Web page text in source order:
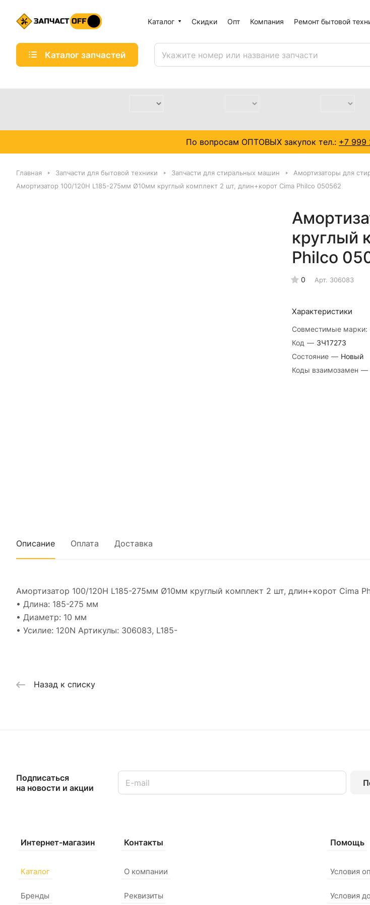
Каталог Скидки Опт Компания Ремонт бытовой
Каталог запчастей
По вопросам ОПТОВЫХ закупок тел.: +7 999
Главная Запчасти для бытовой техники Запчасти для стиральных машин
Амортизаторы для
Амортизатор 100/120Н L185-275мм Ø10мм круглый комплект 2 шт, длин+корот Cima Philco 050562
круглый
Philco
0 Арт. 306083
Характеристики
Совместимые марки:
Код — ЗЧ17273
Состояние — Новый
Коды взаимозамен —
Описание Оплата Доставка
Амортизатор 100/120Н L185-275мм Ø10мм круглый комплект 2 шт, длин+корот Cima
• Длина: 185-275 мм
• Диаметр: 10 мм
• Усилие: 120N Артикулы: 306083, L185-
Назад к списку
Подписаться
на новости и акции
Интернет-магазин
Каталог
Бренды
Контакты
О компании
Реквизиты
Помощь
Условия
Условия